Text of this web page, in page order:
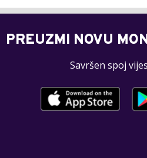
PREUZMI NOVU
Savršen spoj